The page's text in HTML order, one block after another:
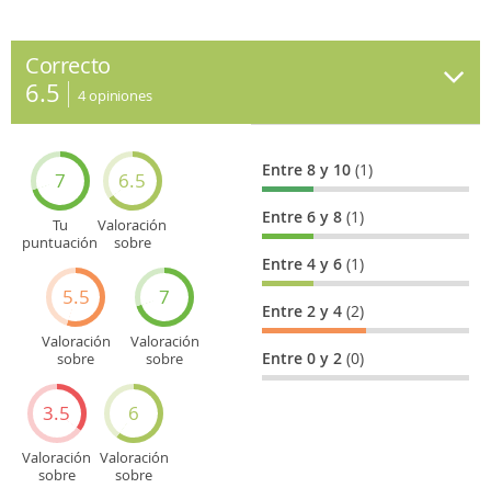
Correcto
6.5 4opiniones
7
Tu
puntuación
6.5
Valoración
sobre
5.5
Valoración
sobre
7
Valoración
sobre
turísticos
3.5
Valoración
sobre
6
Valoración
sobre
Entre 8 y 10(1)
Entre 6 y 8(1)
Entre 4 y 6(1)
Entre 2 y 4(2)
Entre 0 y 2(0)